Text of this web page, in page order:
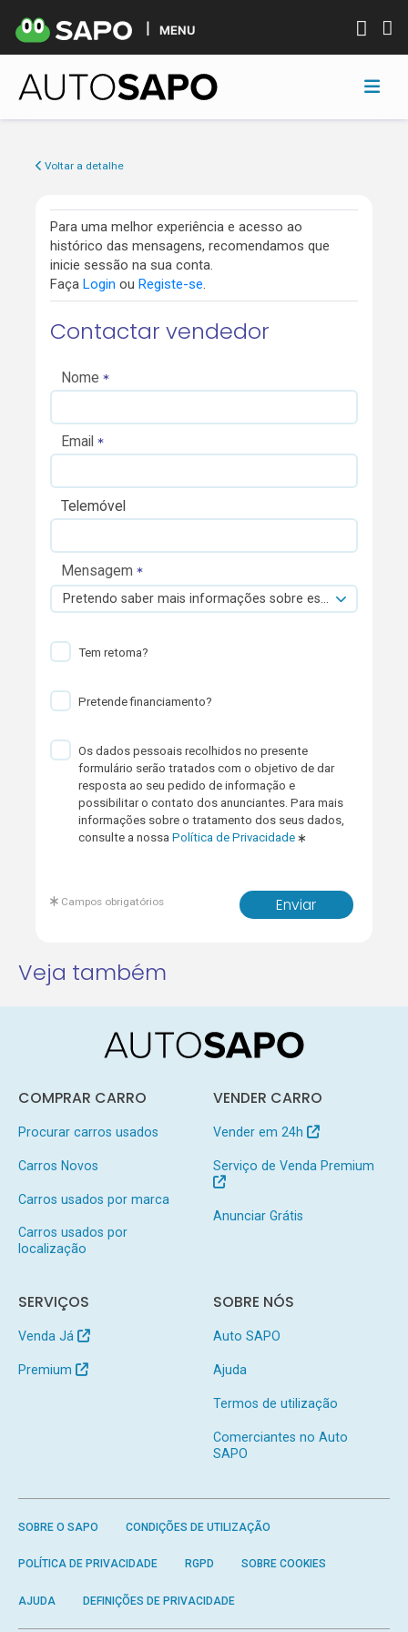
MENU
Voltar a detalhe
Para uma melhor experiência e acesso ao
histórico das mensagens, recomendamos que
inicie sessão na sua conta.
Faça Login ou Registe-se.
Contactar vendedor
Nome
Email
Telemóvel
Mensagem
Pretendo saber mais informações sobre esta viatura.
Tem retoma?
Pretende financiamento?
Os dados pessoais recolhidos no presente
formulário serão tratados com o objetivo de dar
resposta ao seu pedido de informação e
possibilitar o contato dos anunciantes. Para mais
informações sobre o tratamento dos seus dados,
consulte a nossaPolítica de Privacidade
Enviar
Campos obrigatórios
Veja também
COMPRAR CARRO
Procurar carros usados
Carros Novos
Carros usados por marca
Carros usados por
localização
VENDER CARRO
Vender em 24h
Serviço de Venda Premium
Anunciar Grátis
SERVIÇOS
Venda Já
Premium
SOBRE NÓS
Auto SAPO
Ajuda
Termos de utilização
Comerciantes no Auto
SAPO
SOBRE O SAPO CONDIÇÕES DE UTILIZAÇÃO
POLÍTICA DE PRIVACIDADE RGPD SOBRE COOKIES
AJUDA DEFINIÇÕES DE PRIVACIDADE